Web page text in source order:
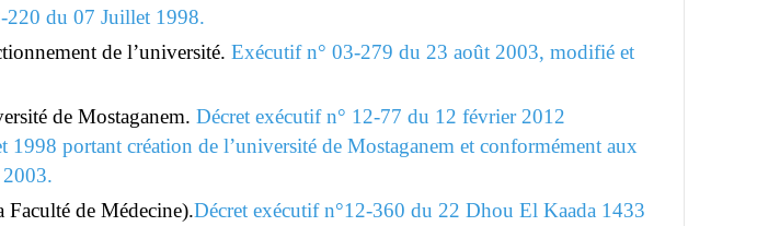
220 du 07 Juillet 1998.
de l’université. Exécutif n° 03-279 du 23 août 2003, modifié et
de Mostaganem. Décret exécutif n° 12-77 du 12 février 2012
portant création de l’université de Mostaganem et conformément aux
Faculté de Médecine).Décret exécutif n°12-360 du 22 Dhou El Kaada 1433